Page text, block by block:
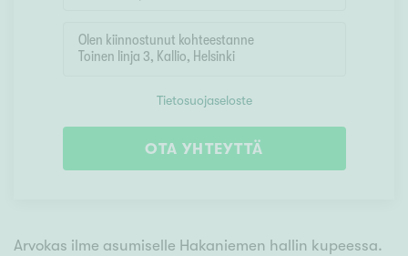
Tietosuojaseloste
OTA YHTEYTTÄ
Arvokas ilme asumiselle Hakaniemen hallin kupeessa.